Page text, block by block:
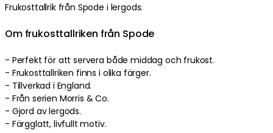
Frukosttallrik från Spode i lergods.
Om frukosttallriken från Spode
- Perfekt för att servera både middag och frukost.
- Frukosttallriken finns i olika färger.
- Tillverkad i England.
- Från serien Morris & Co.
- Gjord av lergods.
- Färgglatt, livfullt motiv.